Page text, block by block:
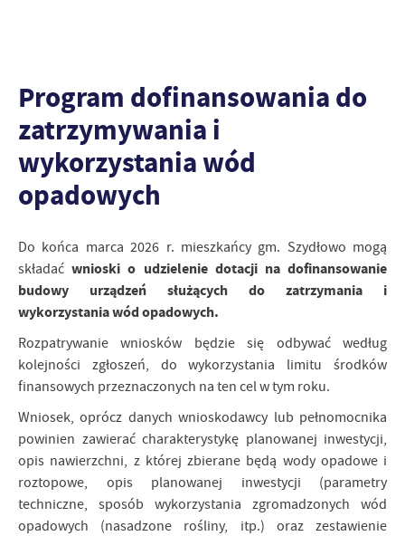
Program dofinansowania do
zatrzymywania i
wykorzystania wód
opadowych
Do końca marca 2026 r. mieszkańcy gm. Szydłowo mogą
składaćwnioski o udzielenie dotacji na dofinansowanie
budowy urządzeń służących do zatrzymania i
wykorzystania wód opadowych.
Rozpatrywanie wniosków będzie się odbywać według
kolejności zgłoszeń, do wykorzystania limitu środków
finansowych przeznaczonych na ten cel w tym roku.
Wniosek, oprócz danych wnioskodawcy lub pełnomocnika
powinien zawierać charakterystykę planowanej inwestycji,
opis nawierzchni, z której zbierane będą wody opadowe i
roztopowe, opis planowanej inwestycji (parametry
techniczne, sposób wykorzystania zgromadzonych wód
opadowych (nasadzone rośliny, itp.) oraz zestawienie